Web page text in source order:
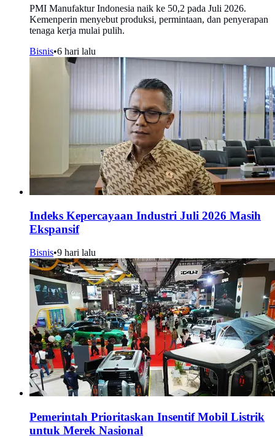
PMI Manufaktur Indonesia naik ke 50,2 pada Juli 2026.
Kemenperin menyebut produksi, permintaan, dan penyerapan
tenaga kerja mulai pulih.
Bisnis•6 hari lalu
Indeks Kepercayaan Industri Juli 2026 Masih
Ekspansif
Bisnis•9 hari lalu
Pemerintah Prioritaskan Insentif Mobil Listrik
untuk Merek Nasional